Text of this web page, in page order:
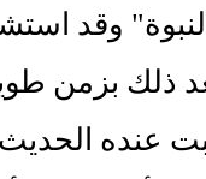
وقد
ذلك بزمن
عنده